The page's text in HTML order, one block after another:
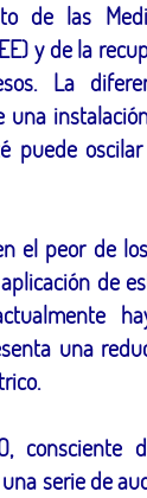
de las
y de la
La
una
puede
el peor de
de
una
serie de